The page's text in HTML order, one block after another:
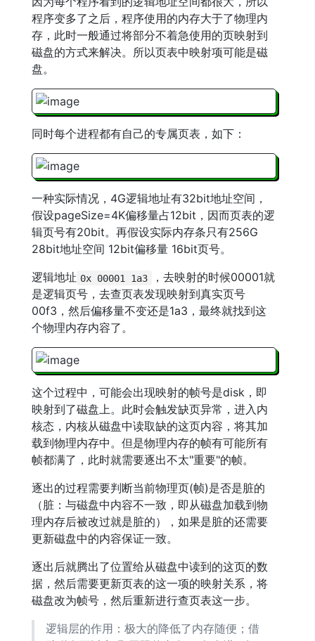
程序变多了之后，程序使用的内存大于了物理内
存，此时一般通过将部分不着急使用的页映射到
磁盘的方式来解决。所以页表中映射项可能是磁
盘。
同时每个进程都有自己的专属页表，如下：
一种实际情况，4G逻辑地址有32bit地址空间，
假设pageSize=4K偏移量占12bit，因而页表的逻
辑页号有20bit。再假设实际内存条只有256G
28bit地址空间 12bit偏移量 16bit页号。
逻辑地址 0x 00001 1a3
，去映射的时候00001就
是逻辑页号，去查页表发现映射到真实页号
00f3，然后偏移量不变还是1a3，最终就找到这
个物理内存内容了。
这个过程中，可能会出现映射的帧号是disk，即
映射到了磁盘上。此时会触发缺页异常，进入内
核态，内核从磁盘中读取缺的这页内容，将其加
载到物理内存中。但是物理内存的帧有可能所有
帧都满了，此时就需要逐出不太"重要"的帧。
逐出的过程需要判断当前物理页(帧)是否是脏的
（脏：与磁盘中内容不一致，即从磁盘加载到物
理内存后被改过就是脏的），如果是脏的还需要
更新磁盘中的内容保证一致。
逐出后就腾出了位置给从磁盘中读到的这页的数
据，然后需要更新页表的这一项的映射关系，将
磁盘改为帧号，然后重新进行查页表这一步。
逻辑层的作用：极大的降低了内存随便；借